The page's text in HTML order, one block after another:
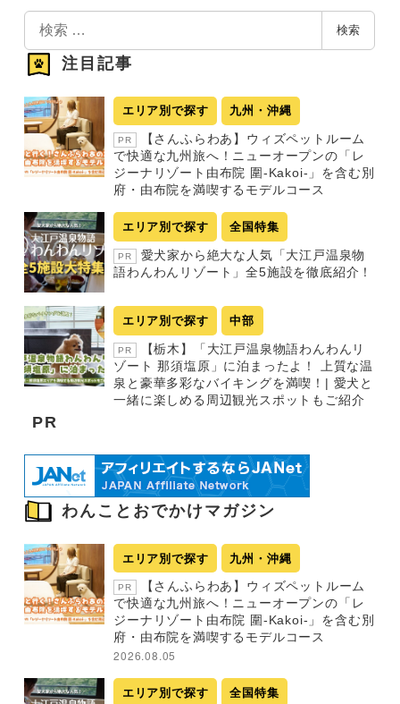
検
索
検索
注目記事
エリア別で探す 九州・沖縄
PR
【さんふらわあ】ウィズペットルーム
で快適な九州旅へ！ニューオープンの「レ
ジーナリゾート由布院 圍-Kakoi-」を含む別
府・由布院を満喫するモデルコース
エリア別で探す 全国特集
PR
愛犬家から絶大な人気「大江戸温泉物
語わんわんリゾート」全5施設を徹底紹介！
エリア別で探す 中部
PR
【栃木】「大江戸温泉物語わんわんリ
ゾート 那須塩原」に泊まったよ！ 上質な温
泉と豪華多彩なバイキングを満喫！| 愛犬と
一緒に楽しめる周辺観光スポットもご紹介
PR
わんことおでかけマガジン
エリア別で探す 九州・沖縄
PR
【さんふらわあ】ウィズペットルーム
で快適な九州旅へ！ニューオープンの「レ
ジーナリゾート由布院 圍-Kakoi-」を含む別
府・由布院を満喫するモデルコース
2026.08.05
エリア別で探す 全国特集